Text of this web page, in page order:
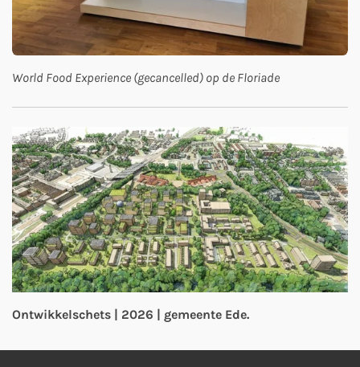
World Food Experience (gecancelled) op de Floriade
Ontwikkelschets | 2026 | gemeente Ede.